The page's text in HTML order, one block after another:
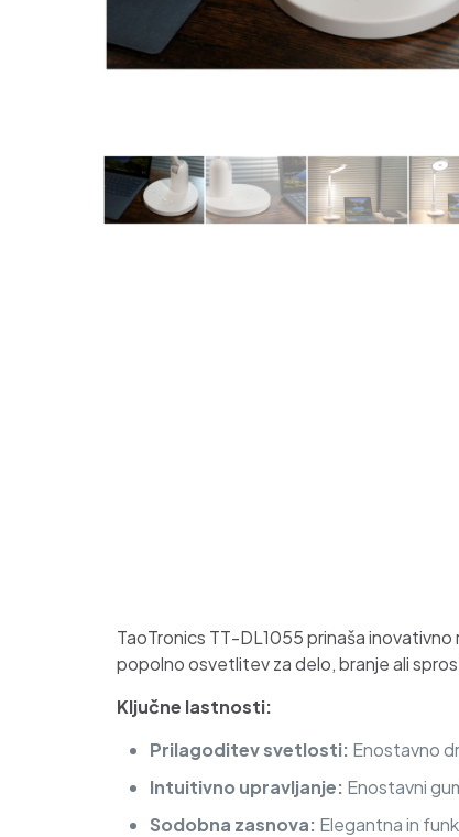
TaoTronics TT-DL1055 prinaša
popolno osvetlitev za delo, branje ali
Ključne lastnosti:
Prilagoditev svetlosti: Enostavno
Intuitivno upravljanje: Enostavni
Sodobna zasnova: Elegantna in